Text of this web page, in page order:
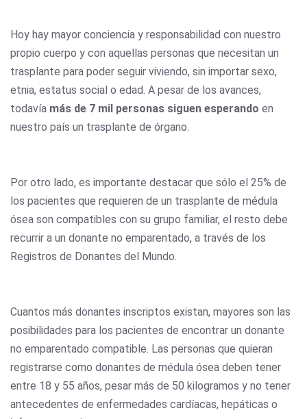
Hoy hay mayor conciencia y responsabilidad con nuestro
propio cuerpo y con aquellas personas que necesitan un
trasplante para poder seguir viviendo, sin importar sexo,
etnia, estatus social o edad. A pesar de los avances,
todavía más de 7 mil personas siguen esperando en
nuestro país un trasplante de órgano.
Por otro lado, es importante destacar que sólo el 25% de
los pacientes que requieren de un trasplante de médula
ósea son compatibles con su grupo familiar, el resto debe
recurrir a un donante no emparentado, a través de los
Registros de Donantes del Mundo.
Cuantos más donantes inscriptos existan, mayores son las
posibilidades para los pacientes de encontrar un donante
no emparentado compatible. Las personas que quieran
registrarse como donantes de médula ósea deben tener
entre 18 y 55 años, pesar más de 50 kilogramos y no tener
antecedentes de enfermedades cardíacas, hepáticas o